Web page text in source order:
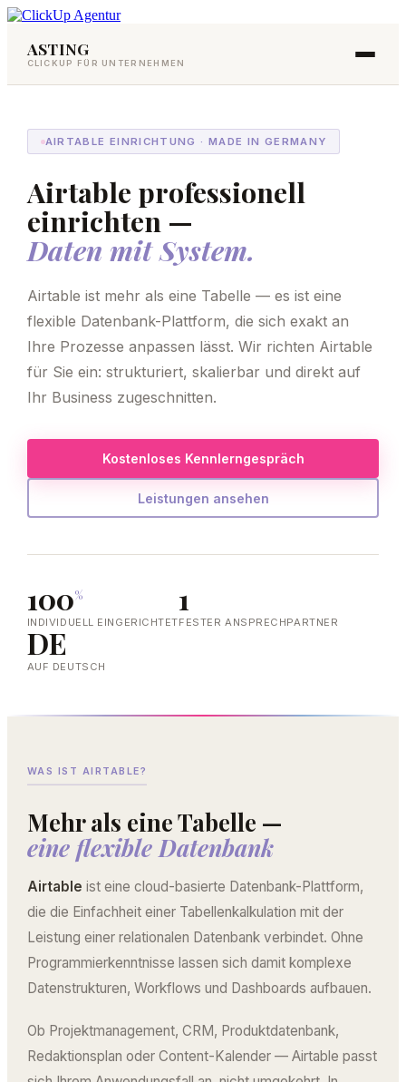
Inhalt
springen
ASTING
CLICKUP FÜR UNTERNEHMEN
AIRTABLE EINRICHTUNG · MADE IN GERMANY
Airtable professionell
einrichten —
Daten mit System.
Airtable ist mehr als eine Tabelle — es ist eine
flexible Datenbank-Plattform, die sich exakt an
Ihre Prozesse anpassen lässt. Wir richten Airtable
für Sie ein: strukturiert, skalierbar und direkt auf
Ihr Business zugeschnitten.
Kostenloses Kennlerngespräch
Leistungen ansehen
100%
INDIVIDUELL EINGERICHTET
1
FESTER ANSPRECHPARTNER
DE
AUF DEUTSCH
WAS IST AIRTABLE?
Mehr als eine Tabelle —
eine flexible Datenbank
Airtable ist eine cloud-basierte Datenbank-Plattform,
die die Einfachheit einer Tabellenkalkulation mit der
Leistung einer relationalen Datenbank verbindet. Ohne
Programmierkenntnisse lassen sich damit komplexe
Datenstrukturen, Workflows und Dashboards aufbauen.
Ob Projektmanagement, CRM, Produktdatenbank,
Redaktionsplan oder Content-Kalender — Airtable passt